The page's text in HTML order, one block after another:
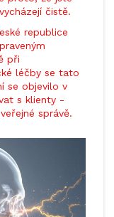
čistě.
republice
při
léčby se tato
se objevilo v
s klienty -
správě.